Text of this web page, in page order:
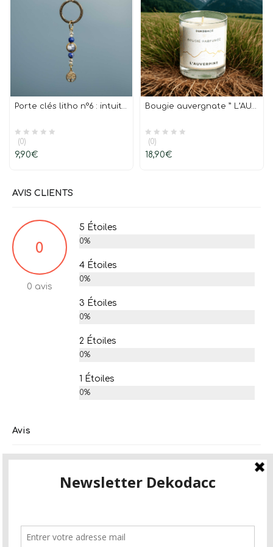
Porte clés litho n°6 : intuition et clairvoyance
(0)
9,90€
Bougie auvergnate ” L’AUVERPINE” 50 h
(0)
18,90€
AVIS CLIENTS
0
0 avis
5 Étoiles
0%
4 Étoiles
0%
3 Étoiles
0%
2 Étoiles
0%
1 Étoiles
0%
Avis
avis.